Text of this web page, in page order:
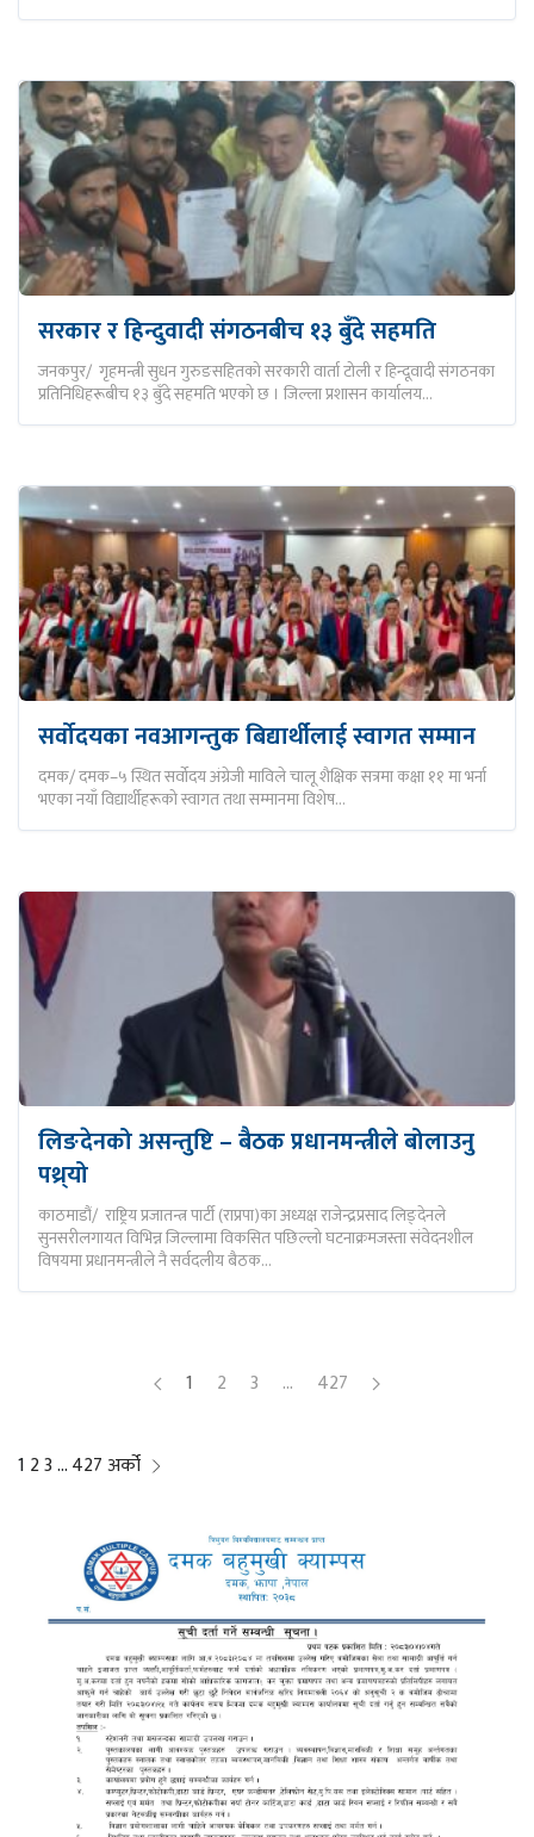
सरकार र हिन्दुवादी संगठनबीच १३ बुँदे सहमति
जनकपुर/ गृहमन्त्री सुधन गुरुङसहितको सरकारी वार्ता टोली र हिन्दूवादी संगठनका
प्रतिनिधिहरूबीच १३ बुँदे सहमति भएको छ । जिल्ला प्रशासन कार्यालय…
सर्वोदयका नवआगन्तुक बिद्यार्थीलाई स्वागत सम्मान
दमक/ दमक–५ स्थित सर्वोदय अंग्रेजी माविले चालू शैक्षिक सत्रमा कक्षा ११ मा भर्ना
भएका नयाँ विद्यार्थीहरूको स्वागत तथा सम्मानमा विशेष…
लिङदेनको असन्तुष्टि – बैठक प्रधानमन्त्रीले बोलाउनु
पथ्र्यो
काठमाडौं/ राष्ट्रिय प्रजातन्त्र पार्टी (राप्रपा)का अध्यक्ष राजेन्द्रप्रसाद लिङ्देनले
सुनसरीलगायत विभिन्न जिल्लामा विकसित पछिल्लो घटनाक्रमजस्ता संवेदनशील
विषयमा प्रधानमन्त्रीले नै सर्वदलीय बैठक…
1 2 3 … 427
Posts
1 23…427अर्को